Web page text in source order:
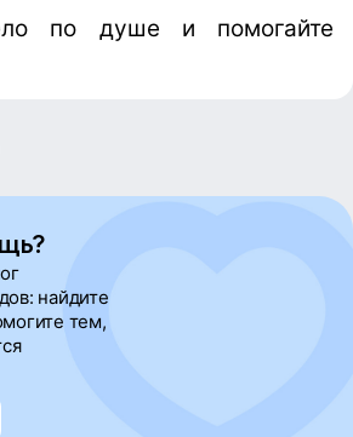
по душе и помогайте
найдите
тем,